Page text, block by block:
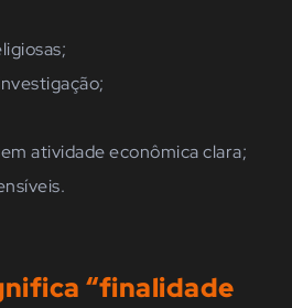
atividade econômica clara;
“finalidade